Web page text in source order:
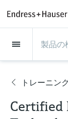
製品
流量計
レベル計・レ
流量計
電磁流量計
コリオリ質量
レベル計
レーダーレベ
水質分析
pHセンサお
Conductivity
温度計
温度伝送器
産業用温度計
圧力 / 差圧
絶対圧および
差圧測定
記録計・
データマネ
プロセス表示
化学成分の
TDLASとQF分
ラマン分光シ
Netilion
Netilion Value
Netilion Health
計装サービ
エンジニアリ
サポートサー
エンジニ
計器新規調整
サポート
計測器サポー
計測器の
検証サービス
現地校正サー
パフォー
測定性能分析
インダス
食品 & 飲料産業
水処理・排水
サポート
カスタマーサ
サポートハブ：
に必要な情報を一
会社情報
プロダクトセ
会社概要
エンドレスハ
プロダク
ケイパビ
プロセスの安
サイバーセキ
ニュース
ニュース＆ス
すべての記事
イベント
トレーニング
セミナー
キャリア
募集中の職種
社
情
トレーニン
Certified